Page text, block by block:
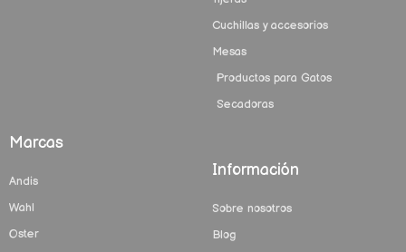
Cuchillas y accesorios
Mesas
Productos para Gatos
Secadoras
Marcas
Andis
Wahl
Oster
Información
Sobre nosotros
Blog